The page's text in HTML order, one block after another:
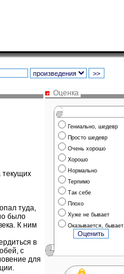
текущих
Оценка
Гениально, шедевр
Просто шедевр
Очень хорошо
Хорошо
Нормально
Терпимо
Так себе
Плохо
Хуже не бывает
Оказывается, бывает